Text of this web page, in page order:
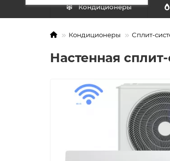
Кондиционеры
Кондиционеры Сплит-
Настенная сплит-